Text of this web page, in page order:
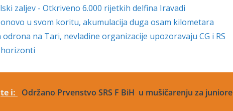
zaljev - Otkriveno 6.000 rijetkih delfina Iravadi
u svom koritu, akumulacija duga osam kilometara
odrona na Tari, nevladine organizacije upozoravaju CG i RS
i: Održano Prvenstvo SRS F BiH u mušičarenju za juniore